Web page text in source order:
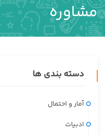
مشاوره
دسته بندی ها
آمار و احتمال
ادبیات